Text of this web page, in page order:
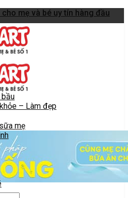
mẹ và bé uy tín hàng đầu
– Làm đẹp
mẹ